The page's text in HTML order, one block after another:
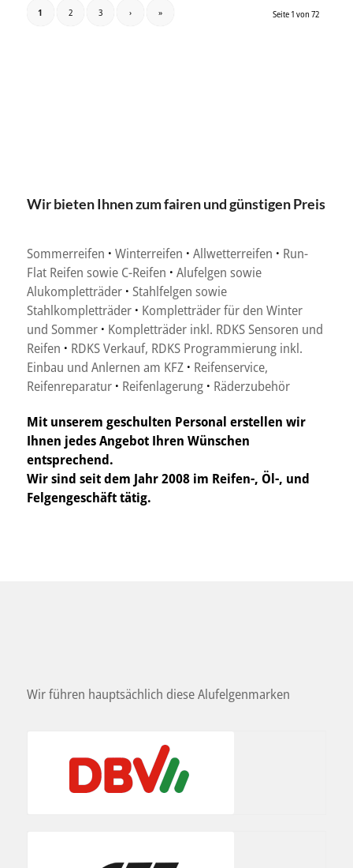
Seite 1 von 72
1 2 3 › »
Wir bieten Ihnen zum fairen und günstigen Preis
Sommerreifen · Winterreifen · Allwetterreifen · Run-
Flat Reifen sowie C-Reifen · Alufelgen sowie
Alukompletträder· Stahlfelgen sowie
Stahlkompletträder· Kompletträder für den Winter
und Sommer· Kompletträder inkl. RDKS Sensoren und
Reifen · RDKS Verkauf, RDKS Programmierung inkl.
Einbau und Anlernen am KFZ· Reifenservice,
Reifenreparatur· Reifenlagerung· Räderzubehör
Mit unserem geschulten Personal erstellen wir
Ihnen jedes Angebot Ihren Wünschen
entsprechend.
Wir sind seit dem Jahr 2008 im Reifen-, Öl-, und
Felgengeschäft tätig.
Wir führen hauptsächlich diese Alufelgenmarken